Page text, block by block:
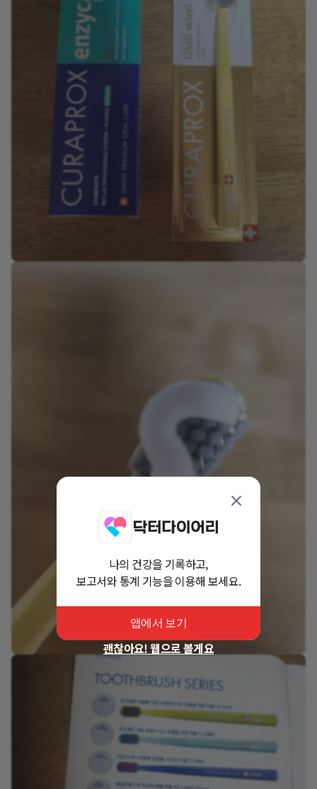
나의 건강을 기록하고,
보고서와 통계 기능을 이용해 보세요.
앱에서 보기
괜찮아요! 웹으로 볼게요